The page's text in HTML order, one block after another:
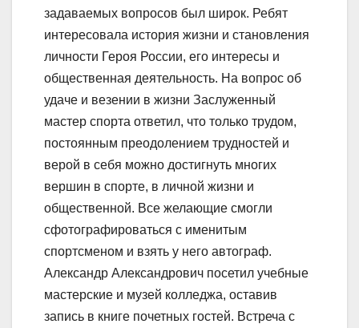
задаваемых вопросов был широк. Ребят
интересовала история жизни и становления
личности Героя России, его интересы и
общественная деятельность. На вопрос об
удаче и везении в жизни Заслуженный
мастер спорта ответил, что только трудом,
постоянным преодолением трудностей и
верой в себя можно достигнуть многих
вершин в спорте, в личной жизни и
общественной. Все желающие смогли
сфотографироваться с именитым
спортсменом и взять у него автограф.
Александр Александрович посетил учебные
мастерские и музей колледжа, оставив
запись в книге почетных гостей. Встреча с